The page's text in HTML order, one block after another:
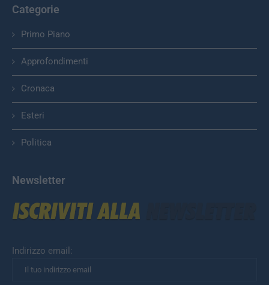
Categorie
Primo Piano
Approfondimenti
Cronaca
Esteri
Politica
Newsletter
Indirizzo email: